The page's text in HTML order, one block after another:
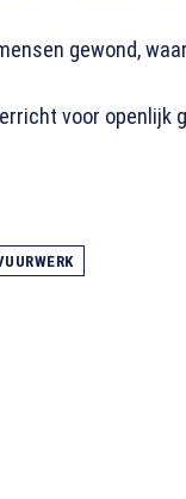
gewond,
voor openlijk